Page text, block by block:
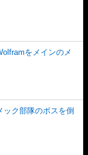
をメインのメ
ック部隊のボスを倒